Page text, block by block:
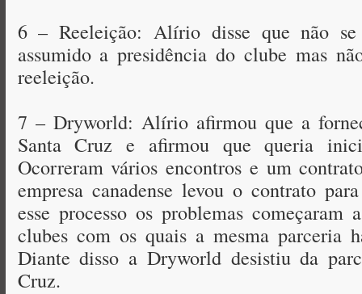
6 – Reeleição: Alírio disse que não
assumido a presidência do clube mas
reeleição.
7 – Dryworld: Alírio afirmou que a
Santa Cruz e afirmou que queria
Ocorreram vários encontros e um
empresa canadense levou o contrato
esse processo os problemas começaram
clubes com os quais a mesma parceria
Diante disso a Dryworld desistiu da
Cruz.